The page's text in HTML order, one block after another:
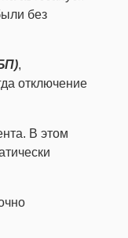
без
,
отключение
В этом